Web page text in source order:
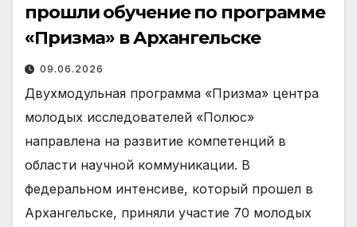
прошли обучение по программе
«Призма» в Архангельске
09.06.2026
Двухмодульная программа «Призма» центра
молодых исследователей «Полюс»
направлена на развитие компетенций в
области научной коммуникации. В
федеральном интенсиве, который прошел в
Архангельске, приняли участие 70 молодых